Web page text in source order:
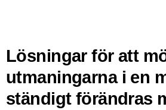
Lösningar för att
utmaningarna i en
ständigt förändras